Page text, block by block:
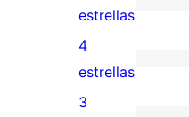
1
valoración
de
5
estrellas
0
valoraciones
4
estrellas
3